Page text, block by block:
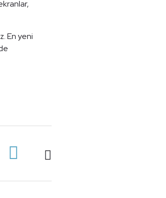
En yeni